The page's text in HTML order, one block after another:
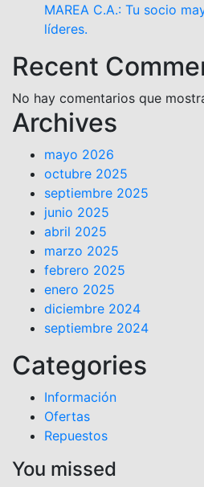
MAREA C.A.: Tu socio
líderes.
Recent
No hay comentarios que
Archives
mayo 2026
octubre 2025
septiembre 2025
junio 2025
abril 2025
marzo 2025
febrero 2025
enero 2025
diciembre 2024
septiembre 2024
Categories
Información
Ofertas
Repuestos
You missed